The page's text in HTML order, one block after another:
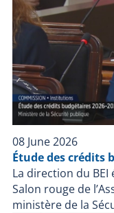
à feu utilisée par
policière ou
police.
08 June 2026
Étude des crédits
La direction du
Salon rouge de
ministère de la